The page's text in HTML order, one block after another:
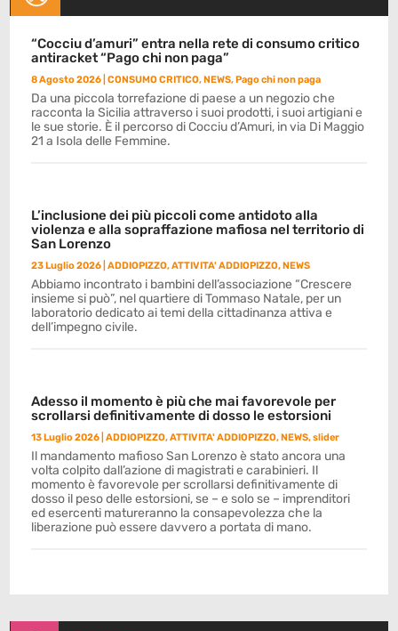
“Cocciu d’amuri” entra nella rete di consumo critico
antiracket “Pago chi non paga”
8 Agosto 2026 |CONSUMO CRITICO,NEWS,Pago chi non paga
Da una piccola torrefazione di paese a un negozio che
racconta la Sicilia attraverso i suoi prodotti, i suoi artigiani e
le sue storie. È il percorso di Cocciu d’Amuri, in via Di Maggio
21 a Isola delle Femmine.
L’inclusione dei più piccoli come antidoto alla
violenza e alla sopraffazione mafiosa nel territorio di
San Lorenzo
23 Luglio 2026 |ADDIOPIZZO,ATTIVITA' ADDIOPIZZO,NEWS
Abbiamo incontrato i bambini dell’associazione “Crescere
insieme si può”, nel quartiere di Tommaso Natale, per un
laboratorio dedicato ai temi della cittadinanza attiva e
dell’impegno civile.
Adesso il momento è più che mai favorevole per
scrollarsi definitivamente di dosso le estorsioni
13 Luglio 2026 |ADDIOPIZZO,ATTIVITA' ADDIOPIZZO,NEWS,slider
Il mandamento mafioso San Lorenzo è stato ancora una
volta colpito dall’azione di magistrati e carabinieri. Il
momento è favorevole per scrollarsi definitivamente di
dosso il peso delle estorsioni, se – e solo se – imprenditori
ed esercenti matureranno la consapevolezza che la
liberazione può essere davvero a portata di mano.